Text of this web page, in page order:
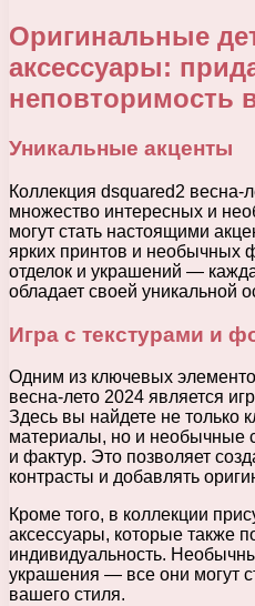
Оригинальные
аксессуары:
неповторимость
Уникальные акценты
Коллекция dsquared2 весна-
множество интересных и
могут стать настоящими
ярких принтов и необычных
отделок и украшений —
обладает своей уникальной
Игра с текстурами и
Одним из ключевых
весна-лето 2024 является
Здесь вы найдете не только
материалы, но и необычные
и фактур. Это позволяет
контрасты и добавлять
Кроме того, в коллекции
аксессуары, которые также
индивидуальность.
украшения — все они могут
вашего стиля.